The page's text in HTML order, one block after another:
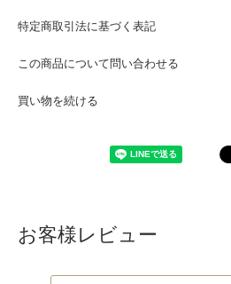
特定商取引法に基づく表記
この商品について問い合わせる
買い物を続ける
お客様レビュー